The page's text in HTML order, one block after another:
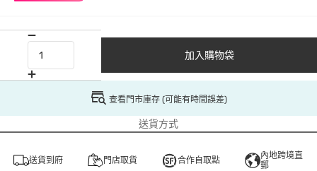
加入購物袋
查看門市庫存 (可能有時間誤差)
送貨方式
送貨到府 門店取貨 合作自取點
內地跨境直
郵